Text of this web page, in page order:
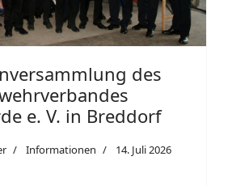
des
e. V. in Breddorf
Informationen
14. Juli 2026